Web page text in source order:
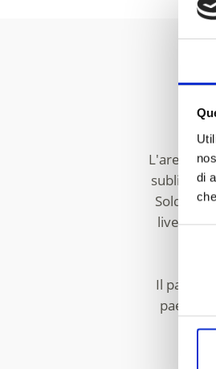
di
L'area
sublime.
Solda ai
livello
Il